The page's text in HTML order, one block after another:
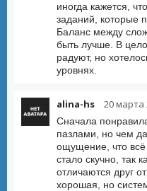
иногда кажется,
заданий, которые
Баланс между
быть лучше. В
радуют, но
уровнях.
alina-hs 20 марта
Сначала
пазлами, но чем
ощущение, что всё
стало скучно, так
отличаются друг
хорошая, но